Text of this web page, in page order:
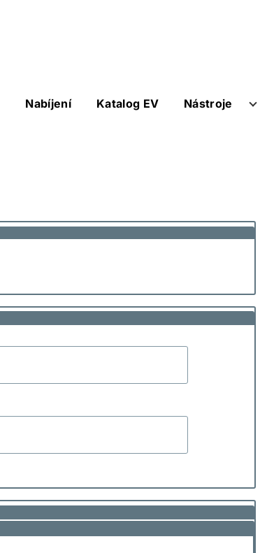
Nabíjení Katalog EV Nástroje